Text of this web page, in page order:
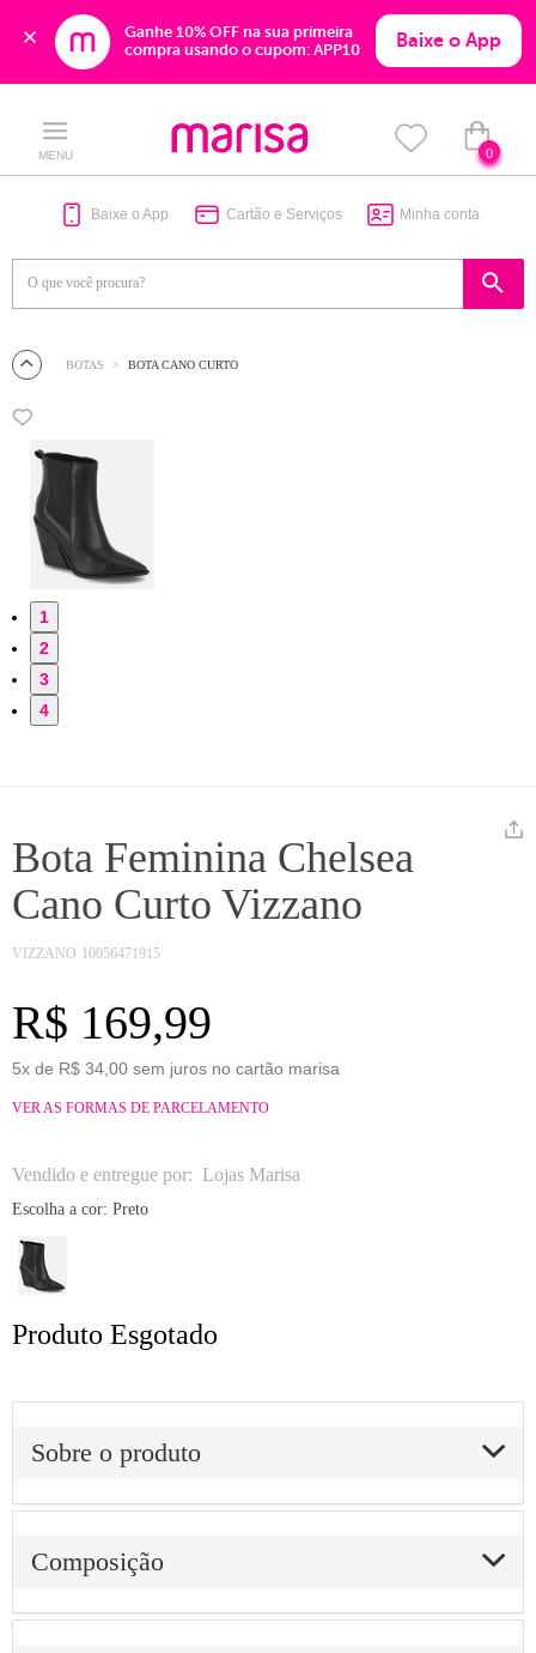
Ganhe 10% OFF na sua primeira
compra usando o cupom: APP10
Baixe o App
content
navigation
MENU 0
Baixe o App Cartão e Serviços Minha conta
BOTAS BOTA CANO CURTO
1
2
3
4
Bota Feminina Chelsea
Cano Curto Vizzano
VIZZANO 10056471915
R$ 169,99
5x de R$ 34,00 sem juros no cartão marisa
VER AS FORMAS DE PARCELAMENTO
Vendido e entregue por: Lojas Marisa
Escolha a cor: Preto
Produto Esgotado
Sobre o produto
Composição